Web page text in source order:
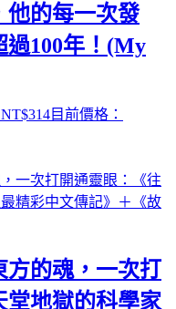
他的每一次發
過100年！(My
NT$314目前價格：
方的魂，一次打
堂地獄的科學家